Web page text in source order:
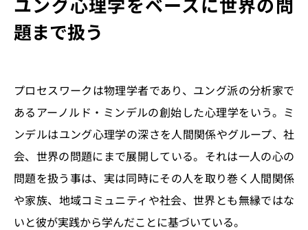
題まで扱う
プロセスワークは物理学者であり、ユング派の分析家で
あるアーノルド・ミンデルの創始した心理学をいう。ミ
ンデルはユング心理学の深さを人間関係やグループ、社
会、世界の問題にまで展開している。それは一人の心の
問題を扱う事は、実は同時にその人を取り巻く人間関係
や家族、地域コミュニティや社会、世界とも無縁ではな
いと彼が実践から学んだことに基づいている。